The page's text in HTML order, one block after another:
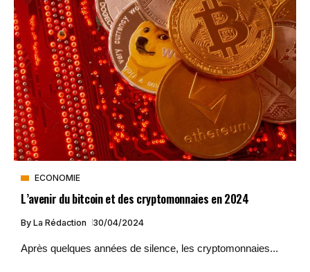
ECONOMIE
L’avenir du bitcoin et des cryptomonnaies en 2024
By La Rédaction 30/04/2024
Après quelques années de silence, les cryptomonnaies...